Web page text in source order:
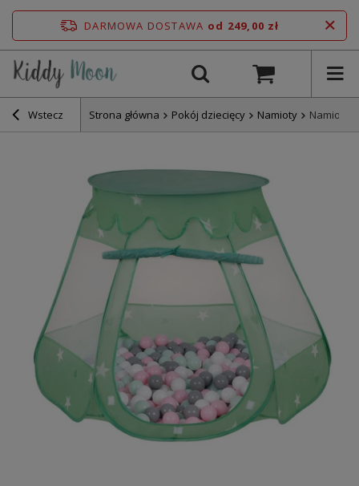
DARMOWA DOSTAWA od 249,00 zł
Wstecz Strona główna Pokój dziecięcy Namioty Namiot